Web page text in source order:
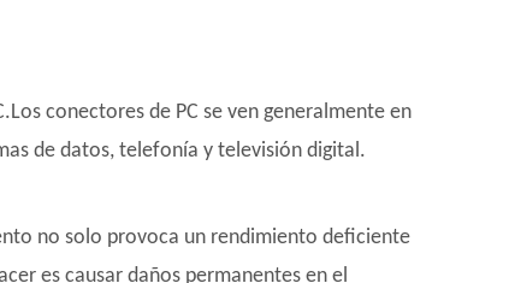
conectores de PC se ven generalmente en
de datos, telefonía y televisión digital.
no solo provoca un rendimiento deficiente
es causar daños permanentes en el